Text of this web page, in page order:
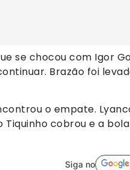
se chocou com Igor
Brazão foi
o empate.
Tiquinho cobrou e a
Siga no